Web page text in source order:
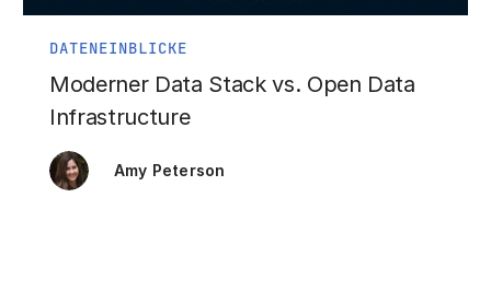
DATENEINBLICKE
Moderner Data Stack vs. Open Data
Infrastructure
Amy Peterson